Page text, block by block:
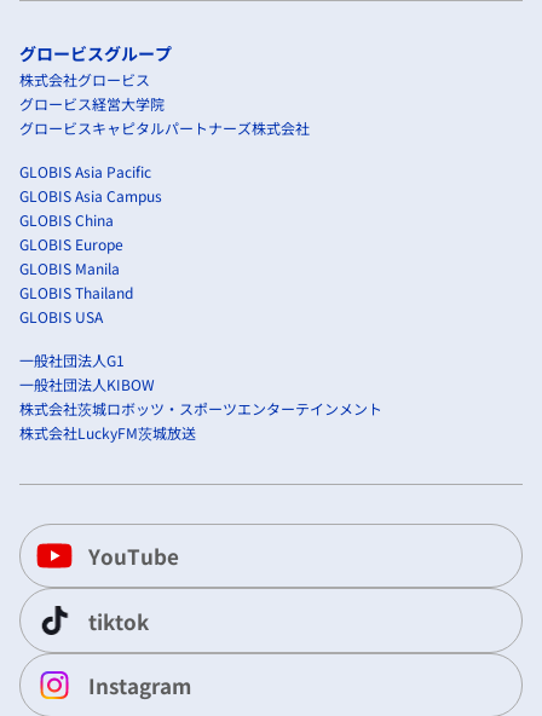
グロービスグループ
株式会社グロービス
グロービス経営大学院
グロービスキャピタルパートナーズ株式会社
GLOBIS Asia Pacific
GLOBIS Asia Campus
GLOBIS China
GLOBIS Europe
GLOBIS Manila
GLOBIS Thailand
GLOBIS USA
一般社団法人G1
一般社団法人KIBOW
株式会社茨城ロボッツ・スポーツエンターテインメント
株式会社LuckyFM茨城放送
YouTube
tiktok
Instagram